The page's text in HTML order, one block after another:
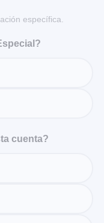
específica.
cuenta?